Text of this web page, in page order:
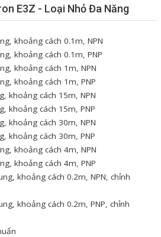
E3Z - Loại Nhỏ Đa Năng
khoảng cách 0.1m, NPN
khoảng cách 0.1m, PNP
khoảng cách 1m, NPN
khoảng cách 1m, PNP
khoảng cách 15m, NPN
khoảng cách 15m, PNP
khoảng cách 30m, NPN
khoảng cách 30m, PNP
khoảng cách 4m, NPN
khoảng cách 4m, PNP
khoảng cách 0.2m, NPN, chỉnh
khoảng cách 0.2m, PNP, chỉnh
-